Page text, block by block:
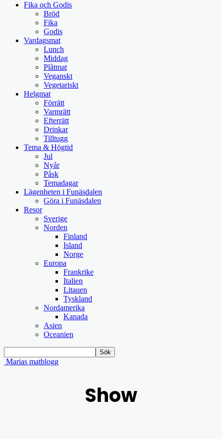
Fika och Godis
Bröd
Fika
Godis
Vardagsmat
Lunch
Middag
Plåtmat
Veganskt
Vegetariskt
Helgmat
Förrätt
Varmrätt
Efterrätt
Drinkar
Tilltugg
Tema & Högtid
Jul
Nyår
Påsk
Temadagar
Lägenheten i Funäsdalen
Göra i Funäsdalen
Resor
Sverige
Norden
Finland
Island
Norge
Europa
Frankrike
Italien
Litauen
Tyskland
Nordamerika
Kanada
Asien
Oceanien
Marias matblogg
Show